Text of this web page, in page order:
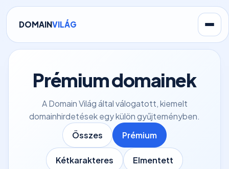
DOMAINVILÁG
Prémium domainek
A Domain Világ által válogatott, kiemelt
domainhirdetések egy külön gyűjteményben.
Összes
Prémium
Kétkarakteres Elmentett